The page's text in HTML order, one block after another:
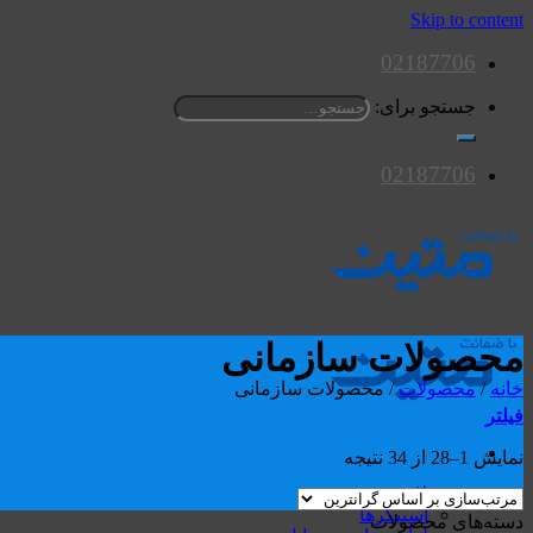
Skip to content
02187706
جستجو برای:
02187706
محصولات
اسپیکرها
محصولات سازمانی
خانه / محصولات /محصولات سازمانی
فیلتر
نمایش 1–28 از 34 نتیجه
دسته‌های محصولات